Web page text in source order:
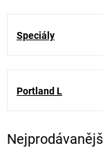
Speciály
Portland L